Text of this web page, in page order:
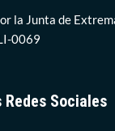
la Junta de
0069
Sociales